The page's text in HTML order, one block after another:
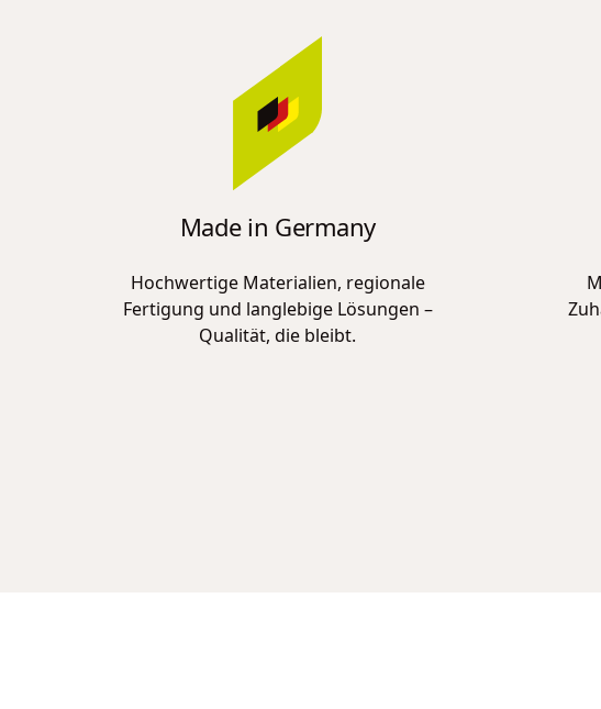
Made in Germany
Hochwertige Materialien, regionale
Fertigung und langlebige Lösungen –
Qualität, die bleibt.